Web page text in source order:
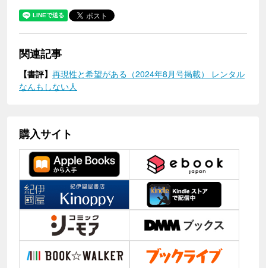
関連記事
【書評】 再現性と希望がある（2024年8月号掲載） レンタル
なんもしない人
購入サイト